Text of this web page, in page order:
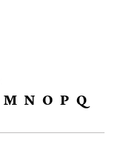
M N O P Q